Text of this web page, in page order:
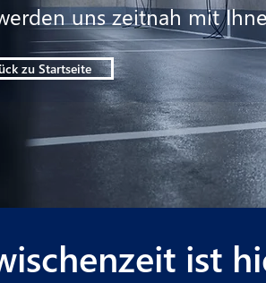
uns zeitnah mit
zu Startseite
ist